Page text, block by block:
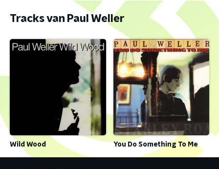
Tracks van Paul Weller
Wild Wood You Do Something To Me